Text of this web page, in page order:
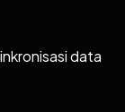
data